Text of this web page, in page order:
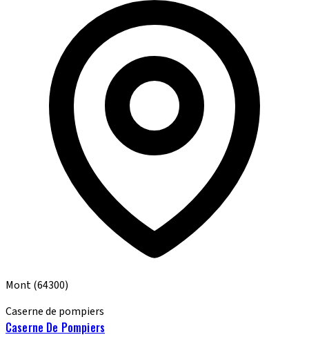
Mont(64300)
Caserne de pompiers
Caserne De Pompiers